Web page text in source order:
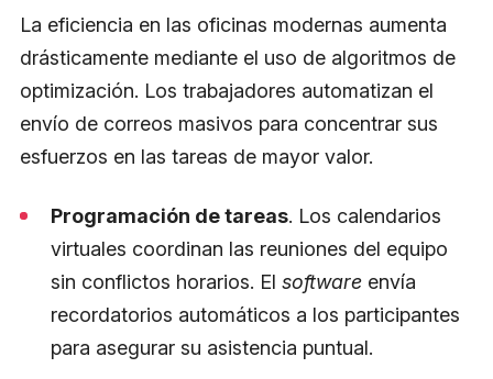
La eficiencia en las oficinas modernas aumenta
drásticamente mediante el uso de algoritmos de
optimización. Los trabajadores automatizan el
envío de correos masivos para concentrar sus
esfuerzos en las tareas de mayor valor.
Programación de tareas. Los calendarios
virtuales coordinan las reuniones del equipo
sin conflictos horarios. El software envía
recordatorios automáticos a los participantes
para asegurar su asistencia puntual.